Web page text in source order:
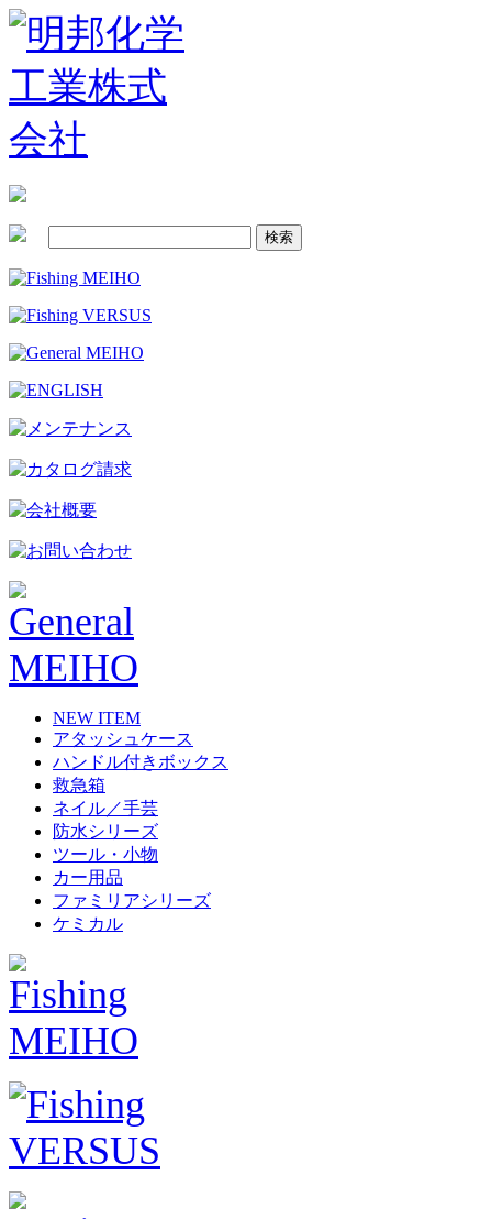
NEW ITEM
アタッシュケース
ハンドル付きボックス
救急箱
ネイル／手芸
防水シリーズ
ツール・小物
カー用品
ファミリアシリーズ
ケミカル